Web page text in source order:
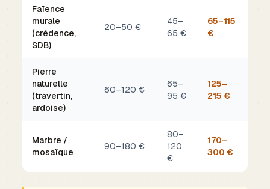
Faïence
murale
(crédence,
SDB)
20–50 €
45–
65 €
65–115
€
Pierre
naturelle
(travertin,
ardoise)
60–120 €
65–
95 €
125–
215 €
Marbre /
mosaïque
90–180 €
80–
120
€
170–
300 €